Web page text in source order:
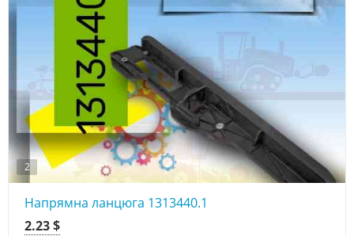
2
Напрямна ланцюга 1313440.1
2.23 $